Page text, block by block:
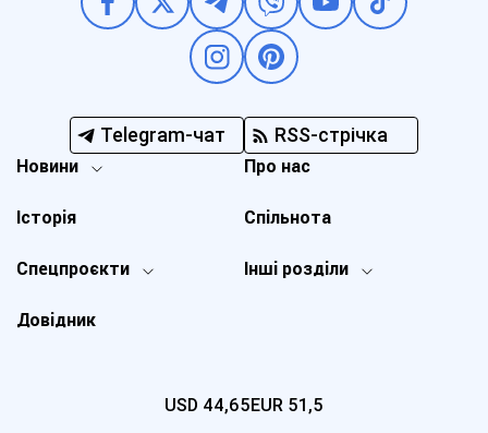
Telegram-чат RSS-стрічка
Новини
Спецпроєкти Інші розділи
Історія
Про нас
Довідник
Спільнота
USD 44,65EUR 51,5